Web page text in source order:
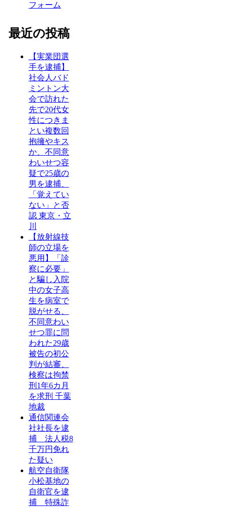
フォーム
最近の投稿
【実業団選
手を逮捕】
社会人バド
ミントン大
会で訪れた
先で20代女
性につきま
とい複数回
抱擁やキス
か、不同意
わいせつ容
疑で25歳の
男を逮捕、
「覚えてい
ない」と否
認 東京・立
川
【放射線技
師の立場を
悪用】「診
察に必要」
と騙し入院
中の女子高
生を病室で
脱がせる、
不同意わい
せつ罪に問
われた29歳
被告の初公
判が結審、
検察は拘禁
刑1年6カ月
を求刑 千葉
地裁
通信関連会
社社長を逮
捕 法人税8
千万円免れ
た疑い
航空自衛隊
小松基地の
自衛官を逮
捕 特殊詐